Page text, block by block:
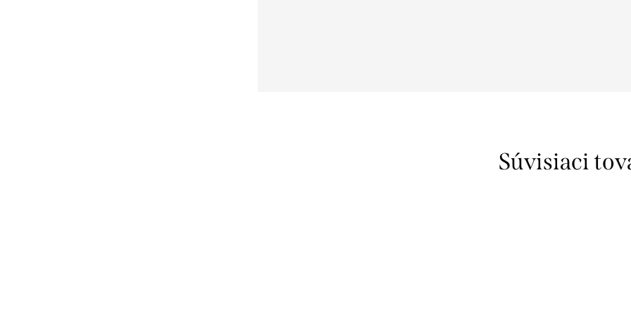
Súvisiaci